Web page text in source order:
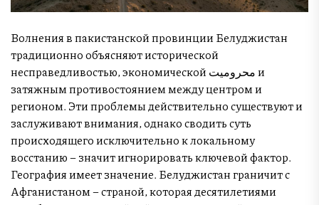
Волнения в пакистанской провинции Белуджистан
традиционно объясняют исторической
несправедливостью, экономической محرومیت и
затяжным противостоянием между центром и
регионом. Эти проблемы действительно существуют и
заслуживают внимания, однако сводить суть
происходящего исключительно к локальному
восстанию – значит игнорировать ключевой фактор.
География имеет значение. Белуджистан граничит с
Афганистаном – страной, которая десятилетиями